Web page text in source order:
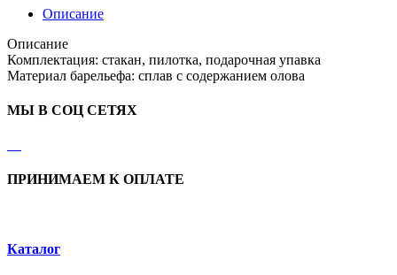
Описание
Описание
Комплектация: стакан, пилотка, подарочная упавка
Материал барельефа: сплав с содержанием олова
МЫ В СОЦ СЕТЯХ
ПРИНИМАЕМ К ОПЛАТЕ
Каталог